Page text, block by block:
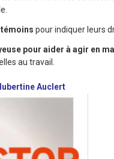
pour indiquer leurs
pour aider à agir en
au travail.
Auclert